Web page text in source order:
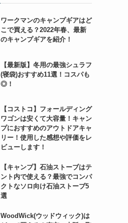
ワークマンのキャンプギアはど
こで買える？2022年春、最新
のキャンプギアを紹介！
【最新版】冬用の最強シュラフ
(寝袋)おすすめ11選！コスパも
◎！
【コストコ】フォールディング
ワゴンは安くて大容量！キャン
プにおすすめのアウトドアキャ
リー！使用した感想や評価をレ
ビューします！
【キャンプ】石油ストーブはテ
ント内で使える？最強でコンパ
クトなソロ向け石油ストーブ5
選
WoodWick(ウッドウィック)は